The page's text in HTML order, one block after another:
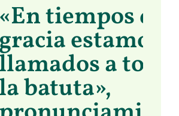
«En tiempos de
gracia estamos
llamados a
la batuta»,